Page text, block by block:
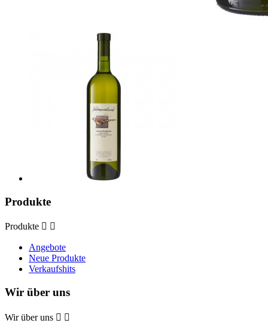
Produkte
Produkte  
Angebote
Neue Produkte
Verkaufshits
Wir über uns
Wir über uns  